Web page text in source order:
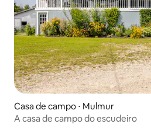
Casa de campo ⋅ Mulmur
A casa de campo do escudeiro